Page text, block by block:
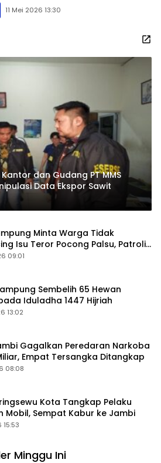
11 Mei 2026 13:30
dan Gudang PT MMS
Data Ekspor Sawit
Minta Warga Tidak
Isu Teror Pocong Palsu, Patroli
Ditingkatkan
09:01
Sembelih 65 Hewan
Iduladha 1447 Hijriah
13:02
Gagalkan Peredaran Narkoba
Empat Tersangka Ditangkap
08:08
Kota Tangkap Pelaku
Mobil, Sempat Kabur ke Jambi
15:53
Minggu Ini